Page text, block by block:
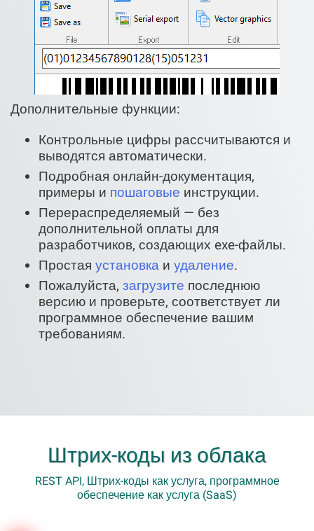
Дополнительные функции:
Контрольные цифры рассчитываются и
выводятся автоматически.
Подробная онлайн-документация,
примеры и пошаговые инструкции.
Перераспределяемый — без
дополнительной оплаты для
разработчиков, создающих exe-файлы.
Простая установка и удаление.
Пожалуйста, загрузите последнюю
версию и проверьте, соответствует ли
программное обеспечение вашим
требованиям.
Штрих-коды из облака
REST API, Штрих-коды как услуга, программное
обеспечение как услуга (SaaS)